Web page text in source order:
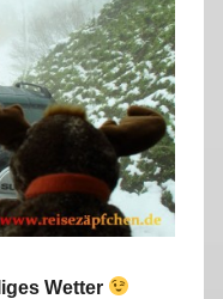
Wetter